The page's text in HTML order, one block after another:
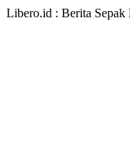
Libero.id : Berita Sepak